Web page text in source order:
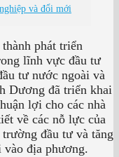
và đổi mới
phát triển
lĩnh vực đầu tư
tư nước ngoài và
Dương đã triển khai
lợi cho các nhà
về các nỗ lực của
đầu tư và tăng
địa phương.